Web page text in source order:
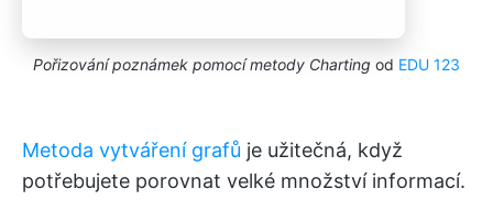
Pořizování poznámek pomocí metody Charting od EDU 123
Metoda vytváření grafů je užitečná, když
potřebujete porovnat velké množství informací.